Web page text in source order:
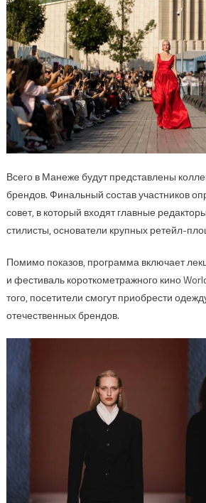
Всего в Манеже будут представлены
брендов. Финальный состав участников
совет, в который входят главные
стилисты, основатели крупных ретейл-
Помимо показов, программа включает
и фестиваль короткометражного кино
того, посетители смогут приобрести
отечественных брендов.